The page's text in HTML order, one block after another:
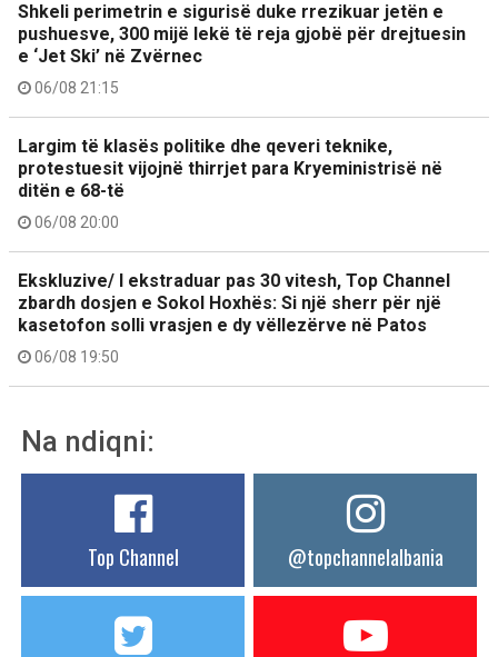
Shkeli perimetrin e sigurisë duke rrezikuar jetën e
pushuesve, 300 mijë lekë të reja gjobë për drejtuesin
e ‘Jet Ski’ në Zvërnec
06/08 21:15
Largim të klasës politike dhe qeveri teknike,
protestuesit vijojnë thirrjet para Kryeministrisë në
ditën e 68-të
06/08 20:00
Ekskluzive/ I ekstraduar pas 30 vitesh, Top Channel
zbardh dosjen e Sokol Hoxhës: Si një sherr për një
kasetofon solli vrasjen e dy vëllezërve në Patos
06/08 19:50
Na ndiqni:
Top Channel @topchannelalbania